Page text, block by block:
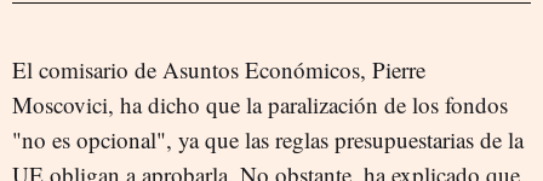
El comisario de Asuntos Económicos, Pierre
Moscovici, ha dicho que la paralización de los fondos
"no es opcional", ya que las reglas presupuestarias de la
UE obligan a aprobarla. No obstante, ha explicado que